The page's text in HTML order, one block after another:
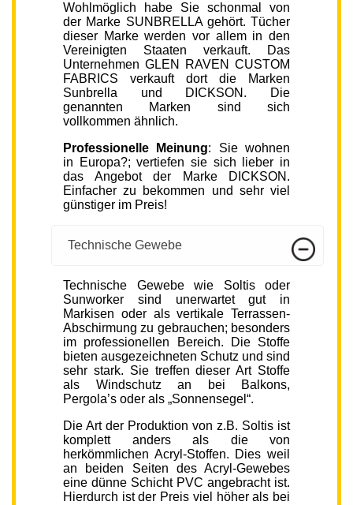
Wohlmöglich habe Sie schonmal von
der Marke SUNBRELLA gehört. Tücher
dieser Marke werden vor allem in den
Vereinigten Staaten verkauft. Das
Unternehmen GLEN RAVEN CUSTOM
FABRICS verkauft dort die Marken
Sunbrella und DICKSON. Die
genannten Marken sind sich
vollkommen ähnlich.
Professionelle Meinung: Sie wohnen
in Europa?; vertiefen sie sich lieber in
das Angebot der Marke DICKSON.
Einfacher zu bekommen und sehr viel
günstiger im Preis!
Technische Gewebe
Technische Gewebe wie Soltis oder
Sunworker sind unerwartet gut in
Markisen oder als vertikale Terrassen-
Abschirmung zu gebrauchen; besonders
im professionellen Bereich. Die Stoffe
bieten ausgezeichneten Schutz und sind
sehr stark. Sie treffen dieser Art Stoffe
als Windschutz an bei Balkons,
Pergola’s oder als „Sonnensegel“.
Die Art der Produktion von z.B. Soltis ist
komplett anders als die von
herkömmlichen Acryl-Stoffen. Dies weil
an beiden Seiten des Acryl-Gewebes
eine dünne Schicht PVC angebracht ist.
Hierdurch ist der Preis viel höher als bei